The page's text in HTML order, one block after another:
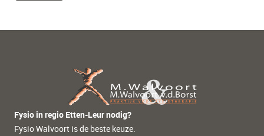
Fysio in regio Etten-Leur nodig?
Fysio Walvoort is de beste keuze.